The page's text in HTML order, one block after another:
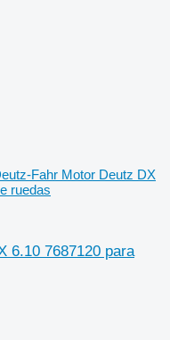
Fahr Motor Deutz DX
ruedas
6.10 7687120 para